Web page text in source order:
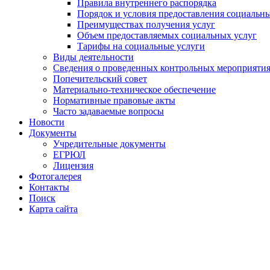
Правила внутреннего распорядка
Порядок и условия предоставления
Преимуществах получения услуг
Объем предоставляемых социальных услуг
Тарифы на социальные услуги
Виды деятельности
Сведения о проведенных контрольных
Попечительский совет
Материально-техническое обеспечение
Нормативные правовые акты
Часто задаваемые вопросы
Новости
Документы
Учредительные документы
ЕГРЮЛ
Лицензия
Фотогалерея
Контакты
Поиск
Карта сайта